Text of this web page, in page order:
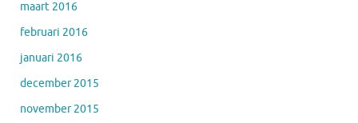
maart 2016
februari 2016
januari 2016
december 2015
november 2015